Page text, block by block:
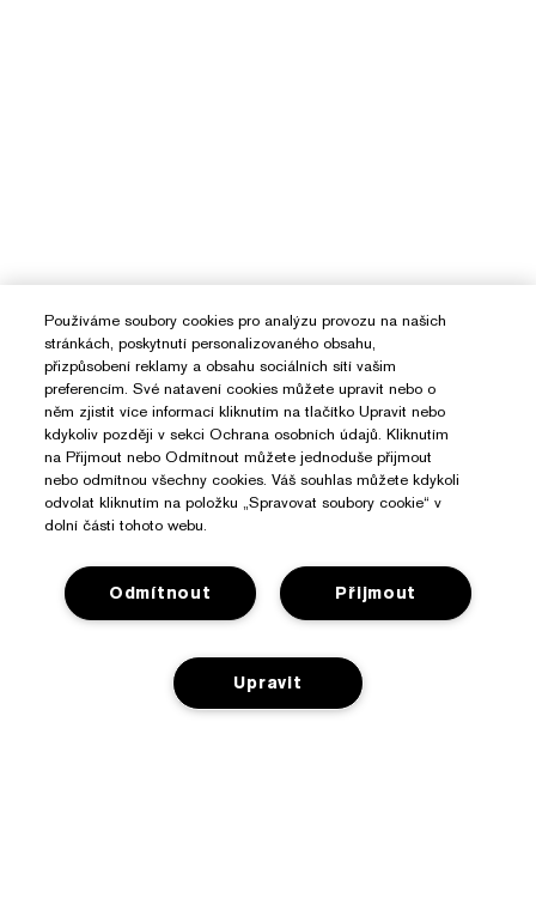
Potřebujete Pomoc?
Sledování objednávky
Používáme soubory cookies pro analýzu provozu na našich
stránkách, poskytnutí personalizovaného obsahu,
přizpůsobení reklamy a obsahu sociálních sítí vašim
preferencím. Své natavení cookies můžete upravit nebo o
něm zjistit více informací kliknutím na tlačítko Upravit nebo
kdykoliv později v sekci Ochrana osobních údajů. Kliknutím
na Přijmout nebo Odmítnout můžete jednoduše přijmout
nebo odmítnou všechny cookies. Váš souhlas můžete kdykoli
odvolat kliknutím na položku „Spravovat soubory cookie“ v
dolní části tohoto webu.
Přijmout
Odmítnout
Upravit